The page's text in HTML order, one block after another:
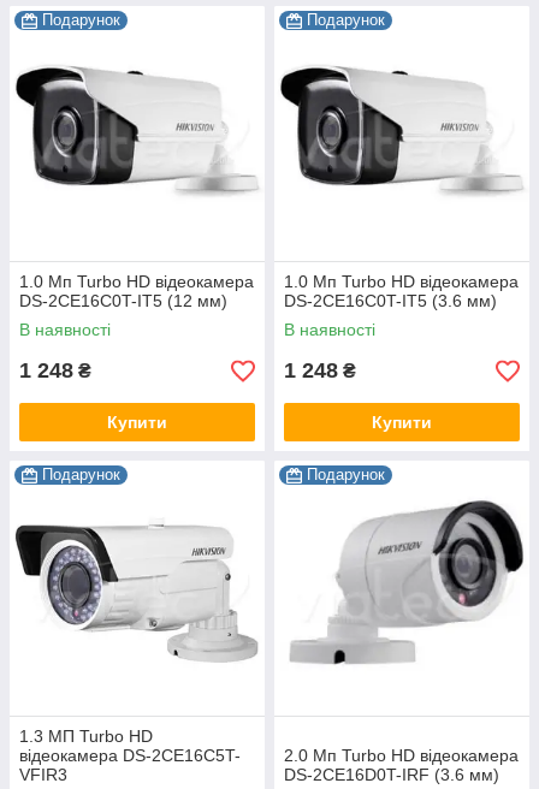
Подарунок
1.0 Мп Turbo HD відеокамера
DS-2CE16C0T-IT5 (12 мм)
В наявності
1 248 ₴
Купити
Подарунок
1.0 Мп Turbo HD відеокамера
DS-2CE16C0T-IT5 (3.6 мм)
В наявності
1 248 ₴
Купити
Подарунок
1.3 МП Turbo HD
відеокамера DS-2CE16C5T-
VFIR3
Подарунок
2.0 Мп Turbo HD відеокамера
DS-2CE16D0T-IRF (3.6 мм)